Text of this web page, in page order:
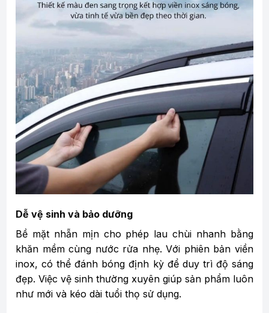
Dễ vệ sinh và bảo dưỡng
Bề mặt nhẵn mịn cho phép lau chùi nhanh bằng
khăn mềm cùng nước rửa nhẹ. Với phiên bản viền
inox, có thể đánh bóng định kỳ để duy trì độ sáng
đẹp. Việc vệ sinh thường xuyên giúp sản phẩm luôn
như mới và kéo dài tuổi thọ sử dụng.